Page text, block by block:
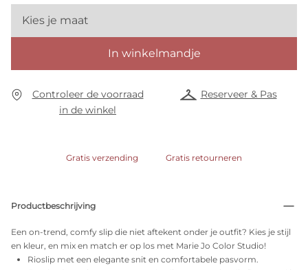
Kies je maat
In winkelmandje
Controleer de voorraad
in de winkel
Reserveer & Pas
Gratis verzending Gratis retourneren
Productbeschrijving
Een on-trend, comfy slip die niet aftekent onder je outfit? Kies je stijl
en kleur, en mix en match er op los met Marie Jo Color Studio!
Rioslip met een elegante snit en comfortabele pasvorm.